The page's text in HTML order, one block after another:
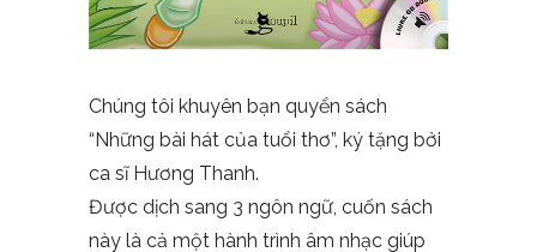
Chúng tôi khuyên bạn quyển sách
“Những bài hát của tuổi thơ”, ký tặng bởi
ca sĩ Hương Thanh.
Được dịch sang 3 ngôn ngữ, cuốn sách
này là cả một hành trình âm nhạc giúp